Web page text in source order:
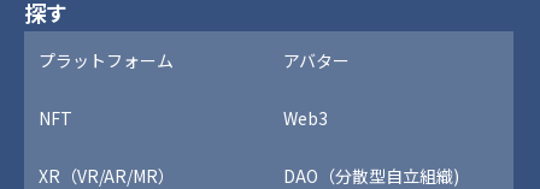
探す
プラットフォーム アバター
NFT Web3
XR（VR/AR/MR） DAO（分散型自立組織)